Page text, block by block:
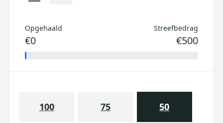
Opgehaald
€0
Streefbedrag
€500
100 75 50